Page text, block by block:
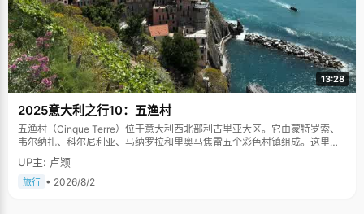
13:28
2025意大利之行10：五渔村
五渔村（Cinque Terre）位于意大利西北部利古里亚大区。它由蒙特罗索、
韦尔纳扎、科尔尼利亚、马纳罗拉和里奥马焦雷五个彩色村镇组成。这里依
山傍海，房屋色彩斑斓，1997年被列为世界文化遗产。
UP主: 卢颖
旅行 • 2026/8/2